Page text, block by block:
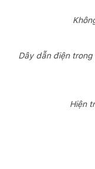
Dây dẫn điện
Hiện